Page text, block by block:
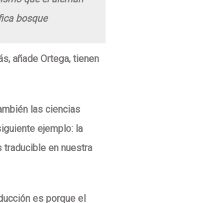
bosque
añade Ortega, tienen
las ciencias
ejemplo: la
traducible en nuestra
es porque el